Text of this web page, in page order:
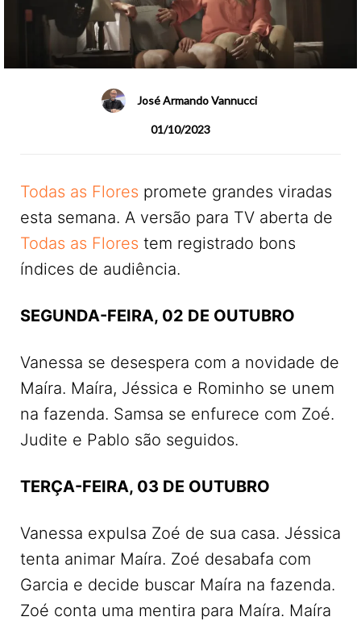
José Armando Vannucci
01/10/2023
Todas as Flores promete grandes viradas
esta semana. A versão para TV aberta de
Todas as Flores tem registrado bons
índices de audiência.
SEGUNDA-FEIRA, 02 DE OUTUBRO
Vanessa se desespera com a novidade de
Maíra. Maíra, Jéssica e Rominho se unem
na fazenda. Samsa se enfurece com Zoé.
Judite e Pablo são seguidos.
TERÇA-FEIRA, 03 DE OUTUBRO
Vanessa expulsa Zoé de sua casa. Jéssica
tenta animar Maíra. Zoé desabafa com
Garcia e decide buscar Maíra na fazenda.
Zoé conta uma mentira para Maíra. Maíra